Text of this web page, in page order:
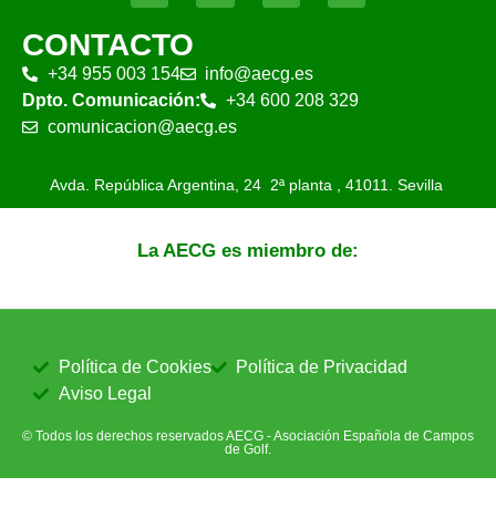
CONTACTO
+34 955 003 154
info@aecg.es
Dpto. Comunicación:
+34 600 208 329
comunicacion@aecg.es
Avda. República Argentina, 24 2ª planta , 41011. Sevilla
La AECG es miembro de:
© Todos los derechos reservados AECG - Asociación Española de Campos
de Golf.
Política de Cookies
Política de Privacidad
Aviso Legal